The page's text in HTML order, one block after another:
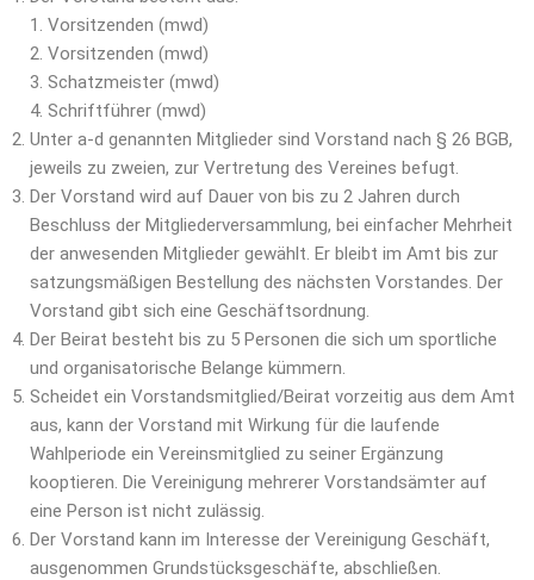
Vorsitzenden (mwd)
Vorsitzenden (mwd)
Schatzmeister (mwd)
Schriftführer (mwd)
Unter a-d genannten Mitglieder sind Vorstand nach § 26 BGB,
jeweils zu zweien, zur Vertretung des Vereines befugt.
Der Vorstand wird auf Dauer von bis zu 2 Jahren durch
Beschluss der Mitgliederversammlung, bei einfacher Mehrheit
der anwesenden Mitglieder gewählt. Er bleibt im Amt bis zur
satzungsmäßigen Bestellung des nächsten Vorstandes. Der
Vorstand gibt sich eine Geschäftsordnung.
Der Beirat besteht bis zu 5 Personen die sich um sportliche
und organisatorische Belange kümmern.
Scheidet ein Vorstandsmitglied/Beirat vorzeitig aus dem Amt
aus, kann der Vorstand mit Wirkung für die laufende
Wahlperiode ein Vereinsmitglied zu seiner Ergänzung
kooptieren. Die Vereinigung mehrerer Vorstandsämter auf
eine Person ist nicht zulässig.
Der Vorstand kann im Interesse der Vereinigung Geschäft,
ausgenommen Grundstücksgeschäfte, abschließen.